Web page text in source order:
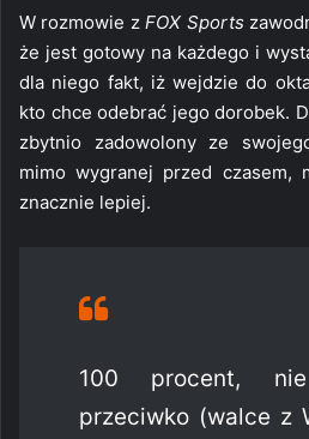
W rozmowie zFOX Sports
że jest gotowy na każdego i
dla niego fakt, iż wejdzie do
kto chce odebrać jego dorobek.
zbytnio zadowolony ze
mimo wygranej przed czasem,
znacznie lepiej.
100 procent,
przeciwko (walce z